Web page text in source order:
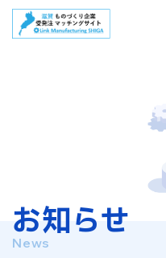
お知らせ
News